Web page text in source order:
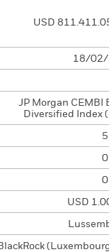
USD
18/02/
JP Morgan CEMBI
Diversified Index
USD